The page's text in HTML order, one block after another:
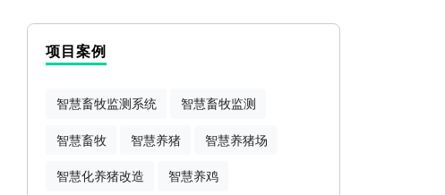
项目案例
智慧畜牧监测系统 智慧畜牧监测
智慧畜牧 智慧养猪 智慧养猪场
智慧化养猪改造 智慧养鸡